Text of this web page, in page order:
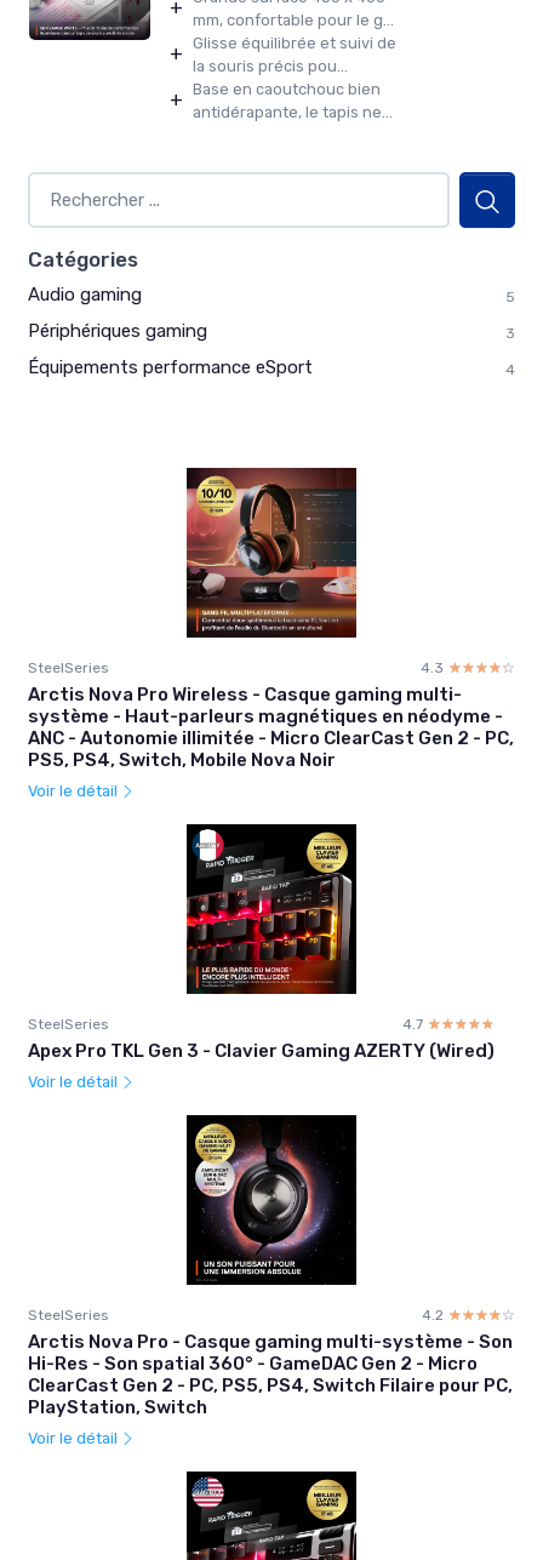
+
mm, confortable pour le g...
+ Glisse équilibrée et suivi de
la souris précis pou...
+ Base en caoutchouc bien
antidérapante, le tapis ne...
Catégories
Audio gaming 5
Périphériques gaming 3
Équipements performance eSport 4
SteelSeries 4.3 ☆☆☆☆☆
★★★★★
Arctis Nova Pro Wireless - Casque gaming multi-
système - Haut-parleurs magnétiques en néodyme -
ANC - Autonomie illimitée - Micro ClearCast Gen 2 - PC,
PS5, PS4, Switch, Mobile Nova Noir
Voir le détail
SteelSeries 4.7 ☆☆☆☆☆
★★★★★
Apex Pro TKL Gen 3 - Clavier Gaming AZERTY (Wired)
Voir le détail
SteelSeries 4.2 ☆☆☆☆☆
★★★★★
Arctis Nova Pro - Casque gaming multi-système - Son
Hi-Res - Son spatial 360° - GameDAC Gen 2 - Micro
ClearCast Gen 2 - PC, PS5, PS4, Switch Filaire pour PC,
PlayStation, Switch
Voir le détail